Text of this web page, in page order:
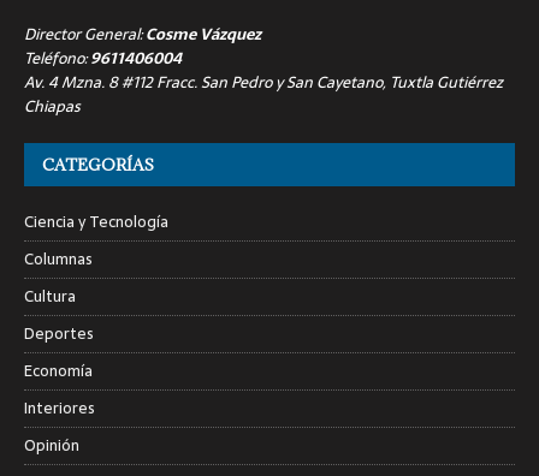
Director General:Cosme Vázquez
Teléfono:9611406004
Av. 4 Mzna. 8 #112 Fracc. San Pedro y San Cayetano, Tuxtla Gutiérrez
Chiapas
CATEGORÍAS
Ciencia y Tecnología
Columnas
Cultura
Deportes
Economía
Interiores
Opinión